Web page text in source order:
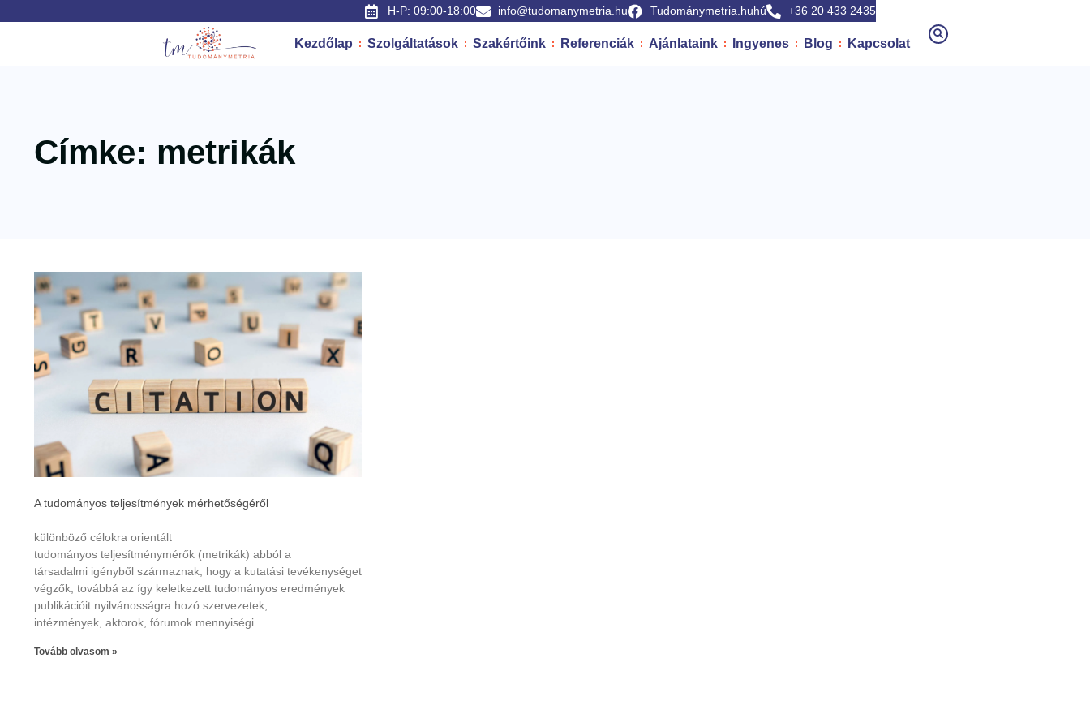
+36 20 433 2435
Tudománymetria.huhú
info@tudomanymetria.hu
H-P: 09:00-18:00
Kezdőlap Szolgáltatások Szakértőink Referenciák Ajánlataink Ingyenes Blog Kapcsolat
Címke: metrikák
A tudományos teljesítmények mérhetőségéről
különböző célokra orientált
tudományos teljesítménymérők (metrikák) abból a
társadalmi igényből származnak, hogy a kutatási tevékenységet
végzők, továbbá az így keletkezett tudományos eredmények
publikációit nyilvánosságra hozó szervezetek,
intézmények, aktorok, fórumok mennyiségi
Tovább olvasom »